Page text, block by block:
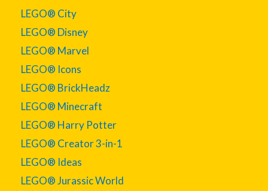
LEGO® City
LEGO® Disney
LEGO® Marvel
LEGO® Icons
LEGO® BrickHeadz
LEGO® Minecraft
LEGO® Harry Potter
LEGO® Creator 3-in-1
LEGO® Ideas
LEGO® Jurassic World